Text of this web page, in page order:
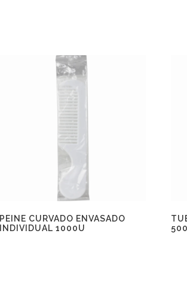
PEINE CURVADO ENVASADO
INDIVIDUAL 1000U